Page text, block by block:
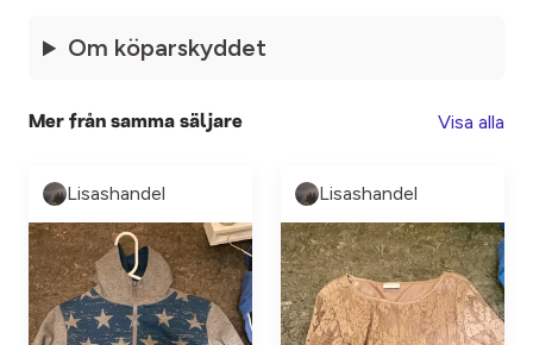
Om köparskyddet
Mer från samma säljare Visa alla
Lisashandel Lisashandel